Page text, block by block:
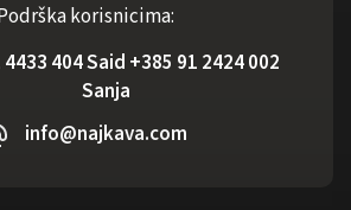
korisnicima:
404 Said +385 91 2424 002
Sanja
info@najkava.com